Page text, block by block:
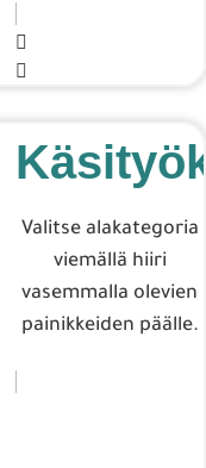
Valitse alakategoria
viemällä hiiri
vasemmalla olevien
painikkeiden päälle.